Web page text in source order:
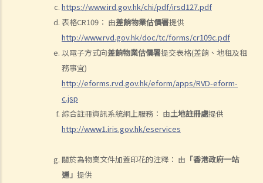
https://www.ird.gov.hk/chi/pdf/irsd127.pdf
表格CR109： 由差餉物業估價署提供
http://www.rvd.gov.hk/doc/tc/forms/cr109c.pdf
以電子方式向差餉物業估價署提交表格(差餉、地租及租
務事宜)
http://eforms.rvd.gov.hk/eform/apps/RVD-eform-
c.jsp
綜合註冊資訊系統網上服務： 由土地註冊處提供
http://www1.iris.gov.hk/eservices
關於為物業文件加蓋印花的注釋： 由 「香港政府一站
通」 提供